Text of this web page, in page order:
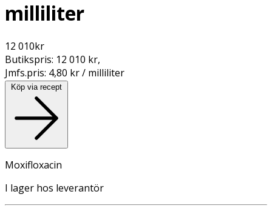
milliliter
12 010kr
Butikspris: 12 010 kr,
Jmfs.pris: 4,80 kr / milliliter
Köp via recept
Moxifloxacin
I lager hos leverantör